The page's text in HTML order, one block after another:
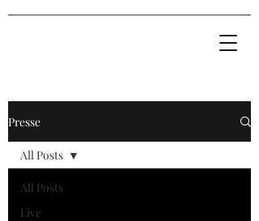
Presse
All Posts
Live
All Posts